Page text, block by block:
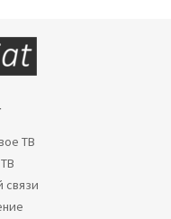
ТВ
связи